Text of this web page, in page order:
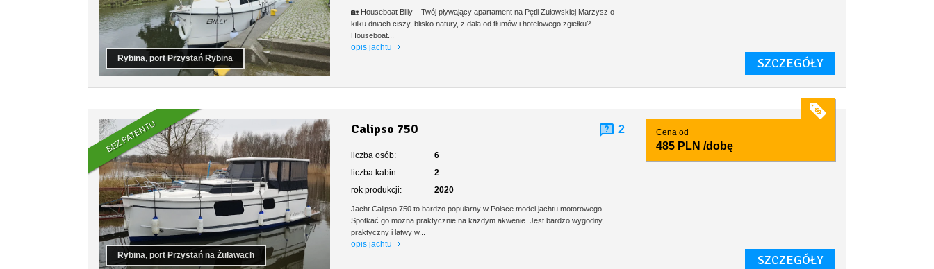
Rybina, port Przystań Rybina
🏡 Houseboat Billy – Twój pływający apartament na Pętli Żuławskiej Marzysz o
kilku dniach ciszy, blisko natury, z dala od tłumów i hotelowego zgiełku?
Houseboat...
opis jachtu
SZCZEGÓŁY
BEZ PATENTU
Rybina, port Przystań na Żuławach
Calipso 750 2
liczba osób:
6
liczba kabin:
2
rok produkcji:
2020
Jacht Calipso 750 to bardzo popularny w Polsce model jachtu motorowego.
Spotkać go można praktycznie na każdym akwenie. Jest bardzo wygodny,
praktyczny i łatwy w...
opis jachtu
Cena od
485 PLN /dobę
SZCZEGÓŁY